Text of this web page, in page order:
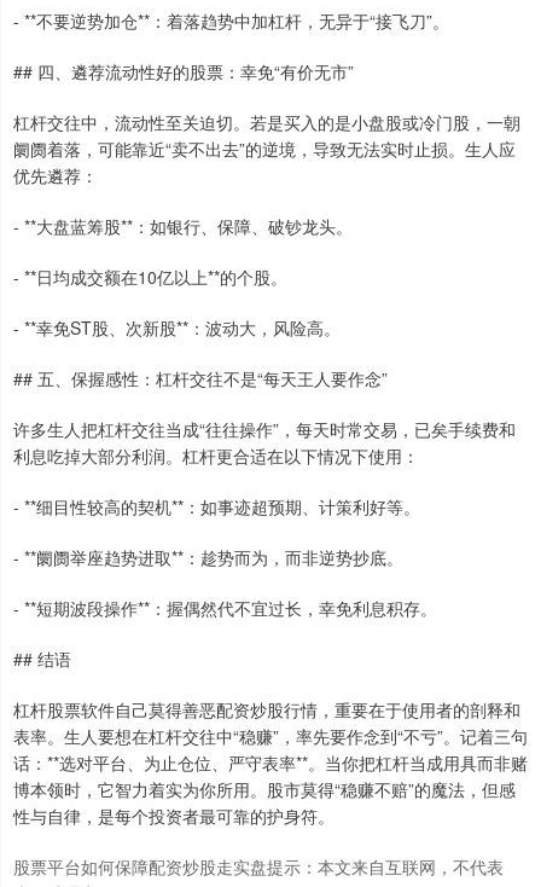
- **不要逆势加仓**：着落趋势中加杠杆，无异于“接飞刀”。
## 四、遴荐流动性好的股票：幸免“有价无市”
杠杆交往中，流动性至关迫切。若是买入的是小盘股或冷门股，一朝
阛阓着落，可能靠近“卖不出去”的逆境，导致无法实时止损。生人应
优先遴荐：
- **大盘蓝筹股**：如银行、保障、破钞龙头。
- **日均成交额在10亿以上**的个股。
- **幸免ST股、次新股**：波动大，风险高。
## 五、保握感性：杠杆交往不是“每天王人要作念”
许多生人把杠杆交往当成“往往操作”，每天时常交易，已矣手续费和
利息吃掉大部分利润。杠杆更合适在以下情况下使用：
- **细目性较高的契机**：如事迹超预期、计策利好等。
- **阛阓举座趋势进取**：趁势而为，而非逆势抄底。
- **短期波段操作**：握偶然代不宜过长，幸免利息积存。
## 结语
杠杆股票软件自己莫得善恶配资炒股行情，重要在于使用者的剖释和
表率。生人要想在杠杆交往中“稳赚”，率先要作念到“不亏”。记着三句
话：**选对平台、为止仓位、严守表率**。当你把杠杆当成用具而非赌
博本领时，它智力着实为你所用。股市莫得“稳赚不赔”的魔法，但感
性与自律，是每个投资者最可靠的护身符。
股票平台如何保障配资炒股走实盘提示：本文来自互联网，不代表